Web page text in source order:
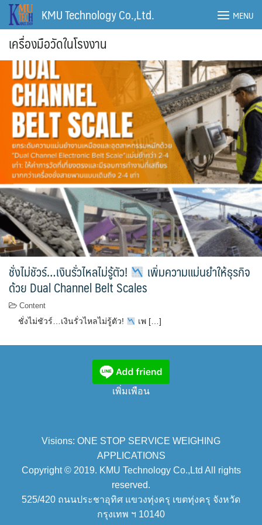
Skip
content
KMU Technology Co.,Ltd. MENU
เครื่องมือวัดในโรงงาน
ชั่งไม่ชัวร์…เงินรั่วไหลไม่รู้ตัว! เพิ่มความแม่นยำให้ธุรกิจ
ด้วย Dual Channel Belt Scales
Content
ชั่งไม่ชัวร์…เงินรั่วไหลไม่รู้ตัว! เพ […]
เพิ่มเพือน
Visions: ONE STOP SERVICE WEIGHING
APPLICATIONS
Copyright © 2019. KMU Technology Co.,Ltd All rights
reserved.
525/420 ถนนประชาอุทิศ แขวงทุ่งครุ เขตทุ่งครุ จังหวัด
กรุงเทพ ฯ 10140